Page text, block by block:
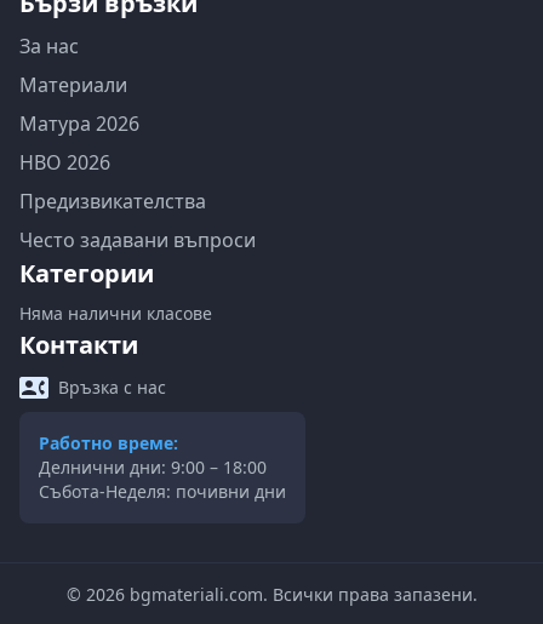
За нас
Материали
Матура 2026
НВО 2026
Предизвикателства
Често задавани въпроси
Категории
Няма налични класове
Контакти
Връзка с нас
Работно време:
Делнични дни: 9:00 – 18:00
Събота-Неделя: почивни дни
© 2026bgmateriali.com. Всички права запазени.